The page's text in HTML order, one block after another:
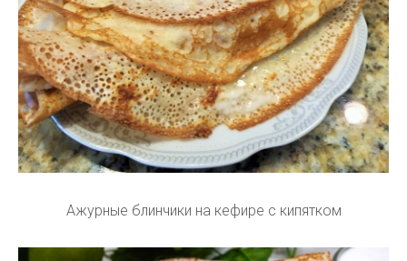
Ажурные блинчики на кефире с кипятком